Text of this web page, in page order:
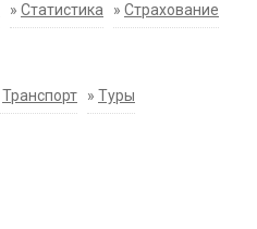
» Статистика » Страхование
Транспорт » Туры